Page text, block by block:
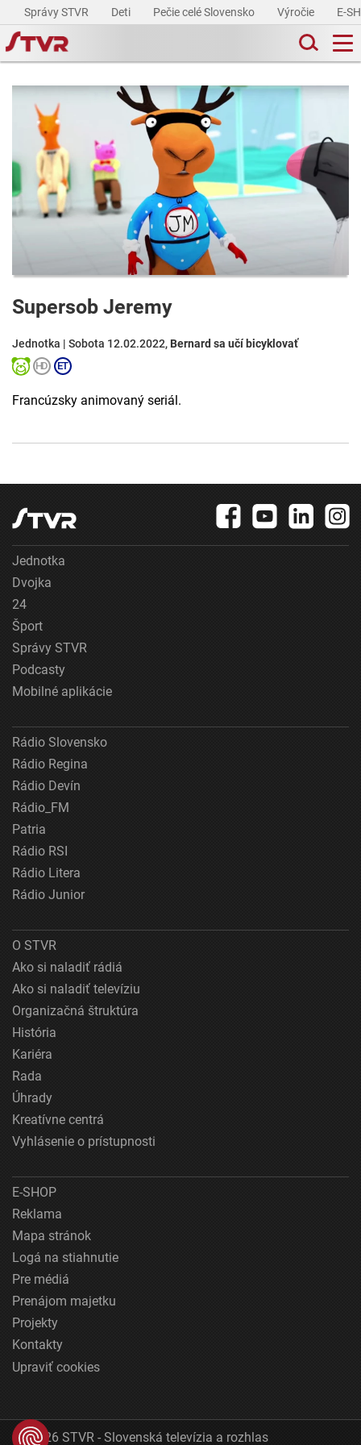
Správy STVR Deti Pečie celé Slovensko Výročie E-
Supersob Jeremy
Jednotka | Sobota 12.02.2022, Bernard sa učí bicyklovať
Francúzsky animovaný seriál.
Jednotka
Dvojka
24
Šport
Správy STVR
Podcasty
Mobilné aplikácie
Rádio Slovensko
Rádio Regina
Rádio Devín
Rádio_FM
Patria
Rádio RSI
Rádio Litera
Rádio Junior
O STVR
Ako si naladiť rádiá
Ako si naladiť televíziu
Organizačná štruktúra
História
Kariéra
Rada
Úhrady
Kreatívne centrá
Vyhlásenie o prístupnosti
E-SHOP
Reklama
Mapa stránok
Logá na stiahnutie
Pre médiá
Prenájom majetku
Projekty
Kontakty
Upraviť cookies
© 2026 STVR - Slovenská televízia a rozhlas